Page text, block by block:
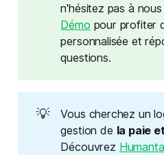
n'hésitez pas à
Démo pour profiter
personnalisée et
questions.
💡
Vous cherchez un
gestion de la paie
Découvrez